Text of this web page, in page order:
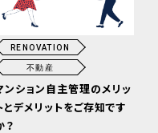
RENOVATION
不動産
ンション自主管理のメリッ
とデメリットをご存知です
？